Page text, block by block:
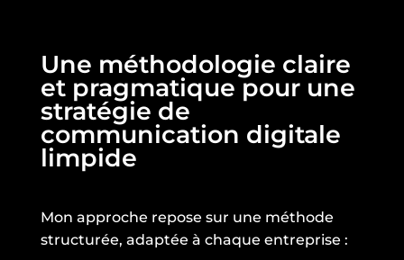
Une méthodologie claire
et pragmatique pour une
stratégie de
communication digitale
limpide
Mon approche repose sur une méthode
structurée, adaptée à chaque entreprise :